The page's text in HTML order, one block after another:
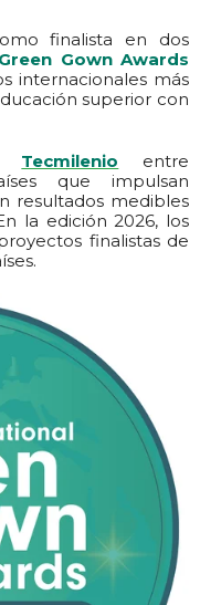
finalista en dos
Gown Awards
internacionales más
superior con
Tecmilenio entre
que impulsan
resultados medibles
la edición 2026, los
finalistas de